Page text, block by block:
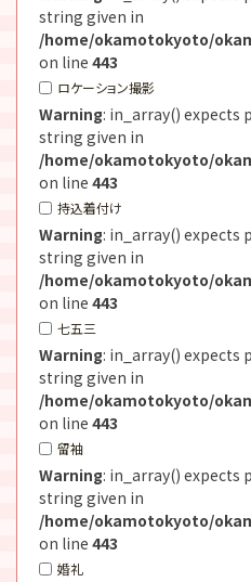
string given in
/home/okamotokyoto/
on line 443
ロケーション撮影
Warning: in_array() expects
string given in
/home/okamotokyoto/
on line 443
持込着付け
Warning: in_array() expects
string given in
/home/okamotokyoto/
on line 443
七五三
Warning: in_array() expects
string given in
/home/okamotokyoto/
on line 443
留袖
Warning: in_array() expects
string given in
/home/okamotokyoto/
on line 443
婚礼